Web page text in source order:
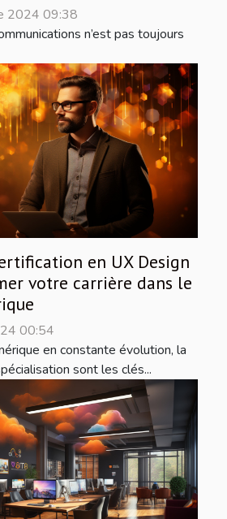
2024 09:38
n’est pas toujours
en UX Design
votre carrière dans le
00:54
en constante évolution, la
sont les clés...